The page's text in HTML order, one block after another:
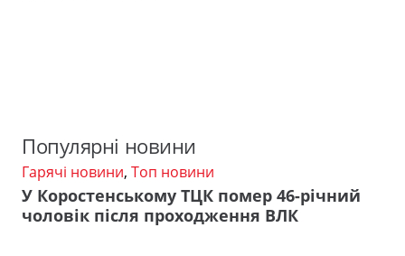
Популярні новини
Гарячі новини, Топ новини
У Коростенському ТЦК помер 46-річний
чоловік після проходження ВЛК